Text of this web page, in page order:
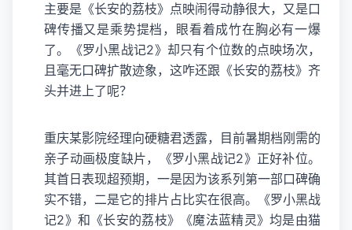
主要是《长安的荔枝》点映闹得动静很大，又是口
碑传播又是乘势提档，眼看着成竹在胸必有一爆
了。《罗小黑战记2》却只有个位数的点映场次，
且毫无口碑扩散迹象，这咋还跟《长安的荔枝》齐
头并进上了呢？
重庆某影院经理向硬糖君透露，目前暑期档刚需的
亲子动画极度缺片，《罗小黑战记2》正好补位。
其首日表现超预期，一是因为该系列第一部口碑确
实不错，二是它的排片占比实在很高。《罗小黑战
记2》和《长安的荔枝》《魔法蓝精灵》均是由猫